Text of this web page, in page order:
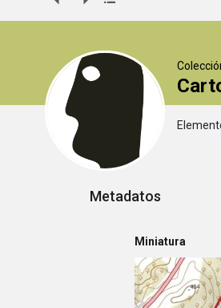
Metadatos
Miniatura